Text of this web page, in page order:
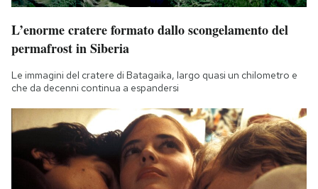
L’enorme cratere formato dallo scongelamento del
permafrost in Siberia
Le immagini del cratere di Batagaika, largo quasi un chilometro e
che da decenni continua a espandersi